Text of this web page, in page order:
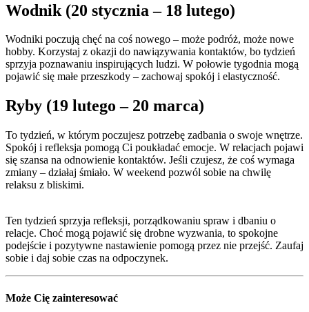
Wodnik (20 stycznia – 18 lutego)
Wodniki poczują chęć na coś nowego – może podróż, może nowe
hobby. Korzystaj z okazji do nawiązywania kontaktów, bo tydzień
sprzyja poznawaniu inspirujących ludzi. W połowie tygodnia mogą
pojawić się małe przeszkody – zachowaj spokój i elastyczność.
Ryby (19 lutego – 20 marca)
To tydzień, w którym poczujesz potrzebę zadbania o swoje wnętrze.
Spokój i refleksja pomogą Ci poukładać emocje. W relacjach pojawi
się szansa na odnowienie kontaktów. Jeśli czujesz, że coś wymaga
zmiany – działaj śmiało. W weekend pozwól sobie na chwilę
relaksu z bliskimi.
Ten tydzień sprzyja refleksji, porządkowaniu spraw i dbaniu o
relacje. Choć mogą pojawić się drobne wyzwania, to spokojne
podejście i pozytywne nastawienie pomogą przez nie przejść. Zaufaj
sobie i daj sobie czas na odpoczynek.
Może Cię zainteresować